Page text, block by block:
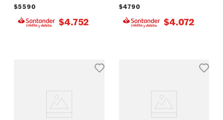
$5590
$4.752
$4790
$4.072